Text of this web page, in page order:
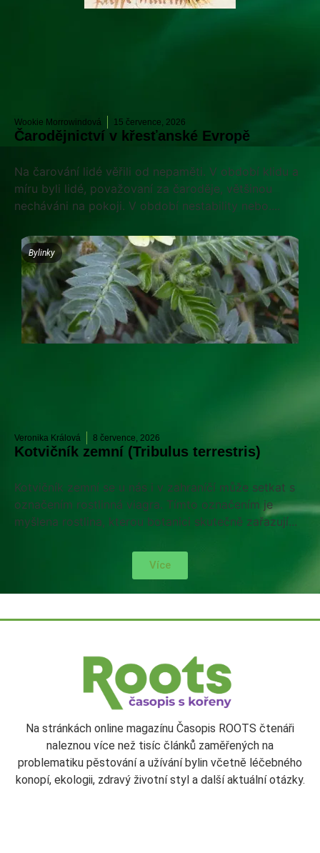
Wookie Morrowindová 15 července, 2026
Čarodějnictví v křesťanské Evropě
Na čarování lidé věřili od nepaměti. V období klidu a
míru byli lidé, považovaní za čaroděje, většinou
necháváni na pokoji. V období nestability nebo....
Bylinky
Veronika Králová 8 července, 2026
Kotvičník zemní (Tribulus terrestris)
Kotvičník zemní se u nás i v zahraníčí může setkat s
označením rostlinná viagra. Tímto označením je
myšlena rostlina, kterou botanici skutečně zařazují...
Více
Na stránkách online magazínu Časopis ROOTS čtenáři
naleznou více než tisíc článků zaměřených na
problematiku pěstování a užívání bylin včetně léčebného
konopí, ekologii, zdravý životní styl a další aktuální otázky.